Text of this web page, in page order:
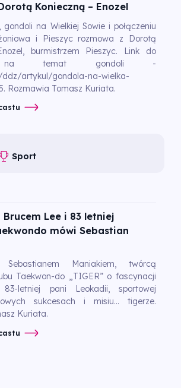
Konieczną – Enozel
na Wielkiej Sowie i połączeniu
i Pieszyc rozmowa z Dorotą
burmistrzem Pieszyc. Link do
na temat gondoli -
artykul/gondola-na-wielka-
Rozmawia Tomasz Kuriata.
Sport
Lee i 83 letniej
mówi Sebastian
Maniakiem, twórcą
Taekwon-do „TIGER” o fascynacji
letniej pani Leokadii, sportowej
sukcesach i misiu... tigerze.
Kuriata.